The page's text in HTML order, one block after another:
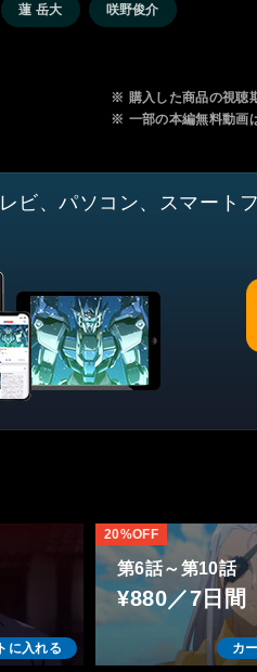
蓮 岳大 咲野俊介
※ 購入した商品の視聴
※ 一部の本編無料動画
ビ、パソコン、スマート
に入れる
第6話～第10話
¥880／7日間
カ
20%OFF